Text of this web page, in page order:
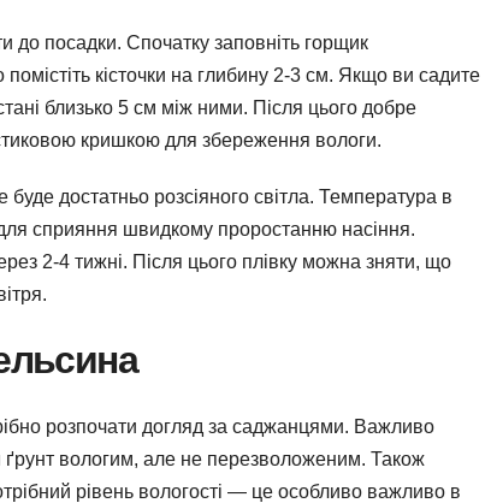
до посадки. Спочатку заповніть горщик
кісточки на глибину 2-3 см. Якщо ви садите
близько 5 см між ними. Після цього добре
кришкою для збереження вологи.
буде достатньо розсіяного світла. Температура в
сприяння швидкому проростанню насіння.
2-4 тижні. Після цього плівку можна зняти, що
розпочати догляд за саджанцями. Важливо
вологим, але не перезволоженим. Також
рівень вологості — це особливо важливо в